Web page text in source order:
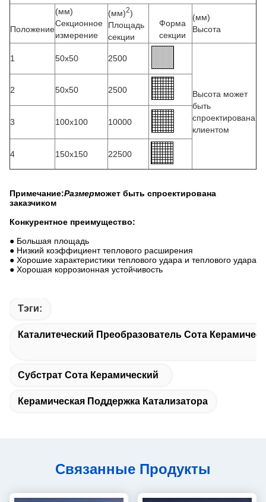
Положение
(мм)
Секционное
измерение
(мм)2)
Площадь
секции
Форма
секции
(мм)
Высота
1 50х50 2500
Высота может
быть
спроектирована
клиентом
2 50х50 2500
3 100х100 10000
4 150х150 22500
Примечание:Размерможет быть спроектирована
заказчиком
Конкурентное преимущество:
● Большая площадь
● Низкий коэффициент теплового расширения
● Хорошие характеристики теплового удара и теплового удара
● Хорошая коррозионная устойчивость
Тэги:
Каталитеческий Преобразователь Сота
Субстрат Сота Керамический
Керамическая Поддержка Катализатора
Связанные Продукты